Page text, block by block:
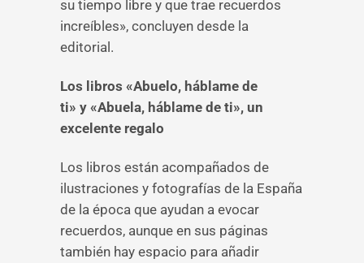
su tiempo libre y que trae recuerdos
increíbles», concluyen desde la
editorial.
Los libros «Abuelo, háblame de
ti» y «Abuela, háblame de ti», un
excelente regalo
Los libros están acompañados de
ilustraciones y fotografías de la España
de la época que ayudan a evocar
recuerdos, aunque en sus páginas
también hay espacio para añadir